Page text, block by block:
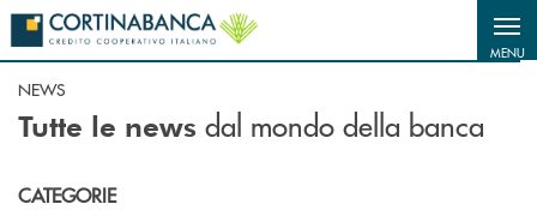
Salta al contenuto principale
MENU
NEWS
Tutte le news dal mondo della banca
CATEGORIE